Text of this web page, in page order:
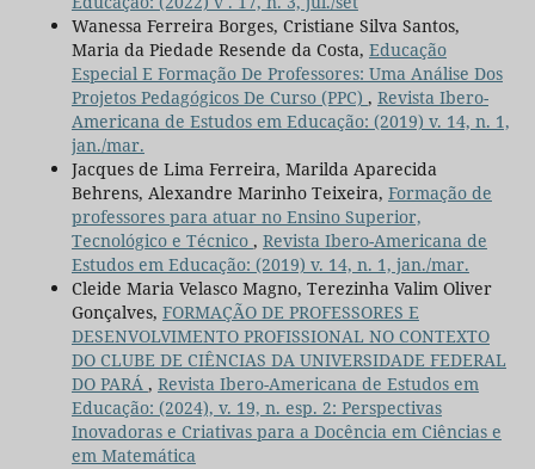
Wanessa Ferreira Borges, Cristiane Silva Santos,
Maria da Piedade Resende da Costa, Educação
Especial E Formação De Professores: Uma Análise Dos
Projetos Pedagógicos De Curso (PPC) , Revista Ibero-
Americana de Estudos em Educação: (2019) v. 14, n. 1,
jan./mar.
Jacques de Lima Ferreira, Marilda Aparecida
Behrens, Alexandre Marinho Teixeira, Formação de
professores para atuar no Ensino Superior,
Tecnológico e Técnico , Revista Ibero-Americana de
Estudos em Educação: (2019) v. 14, n. 1, jan./mar.
Cleide Maria Velasco Magno, Terezinha Valim Oliver
Gonçalves, FORMAÇÃO DE PROFESSORES E
DESENVOLVIMENTO PROFISSIONAL NO CONTEXTO
DO CLUBE DE CIÊNCIAS DA UNIVERSIDADE FEDERAL
DO PARÁ , Revista Ibero-Americana de Estudos em
Educação: (2024), v. 19, n. esp. 2: Perspectivas
Inovadoras e Criativas para a Docência em Ciências e
em Matemática